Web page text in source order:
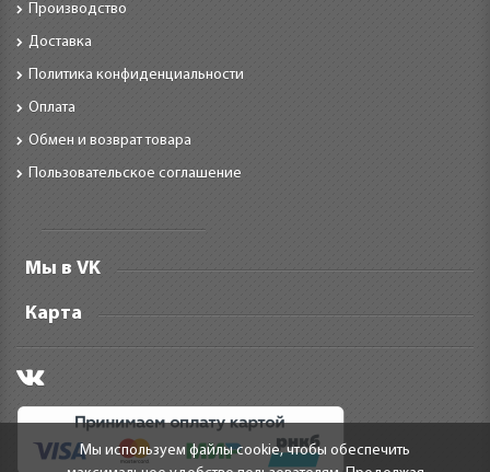
Производство
Доставка
Политика конфиденциальности
Оплата
Обмен и возврат товара
Пользовательское соглашение
Мы в VK
Карта
Мы используем файлы cookie, чтобы обеспечить